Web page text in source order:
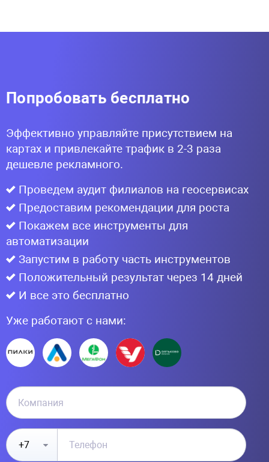
Попробовать бесплатно
Эффективно управляйте присутствием на
картах и привлекайте трафик в 2-3 раза
дешевле рекламного.
Проведем аудит филиалов на геосервисах
Предоставим рекомендации для роста
Покажем все инструменты для
автоматизации
Запустим в работу часть инструментов
Положительный результат через 14 дней
И все это бесплатно
Уже работают с нами: